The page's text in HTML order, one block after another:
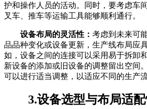
护和操作人员的活动。同时，要考虑车
叉车、推车等运输工具能够顺利通行。
设备布局的灵活性： 考虑到未来可
品品种变化或设备更新，生产线布局应
如，设备之间的连接可以采用易于拆卸
新设备的添加或旧设备的调整留出空间
可以进行适当调整，以适应不同的生产
3.设备选型与布局适配